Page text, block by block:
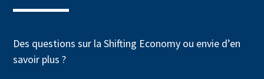
Des questions sur la Shifting Economy ou envie d’en
savoir plus ?